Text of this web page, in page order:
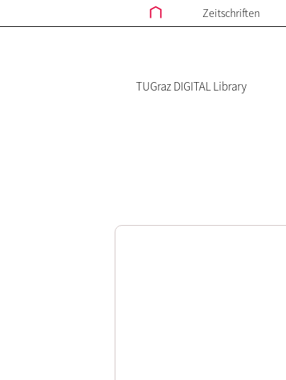
Zeitschriften
TUGraz DIGITAL Library